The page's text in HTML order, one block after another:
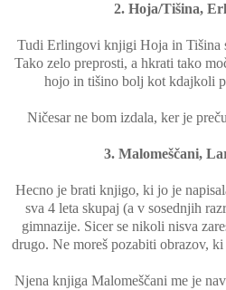
2. Hoja/Tišina,
Tudi Erlingovi knjigi Hoja in Tišina
Tako zelo preprosti, a hkrati tako
hojo in tišino bolj kot kdajkoli
Ničesar ne bom izdala, ker je
3. Malomeščani,
Hecno je brati knjigo, ki jo je
sva 4 leta skupaj (a v sosednjih
gimnazije. Sicer se nikoli nisva
drugo. Ne moreš pozabiti obrazov,
Njena knjiga Malomeščani me je